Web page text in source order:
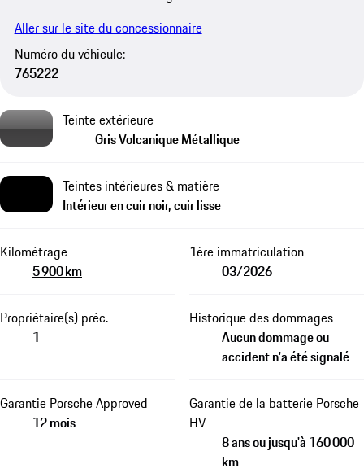
Aller sur le site du concessionnaire
Numéro du véhicule:
765222
Teinte extérieure
Gris Volcanique Métallique
Teintes intérieures & matière
Intérieur en cuir noir, cuir lisse
Kilométrage
5 900 km
1ère immatriculation
03/2026
Propriétaire(s) préc.
1
Historique des dommages
Aucun dommage ou
accident n'a été signalé
Garantie Porsche Approved
12 mois
Garantie de la batterie Porsche
HV
8 ans ou jusqu'à 160 000
km